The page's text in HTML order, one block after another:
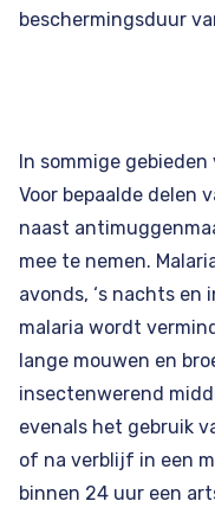
beschermingsduur
In sommige
Voor bepaalde delen
naast
mee te nemen.
avonds, ‘s nachts en
malaria wordt
lange mouwen en
insectenwerend
evenals het gebruik
of na verblijf in een
binnen 24 uur een